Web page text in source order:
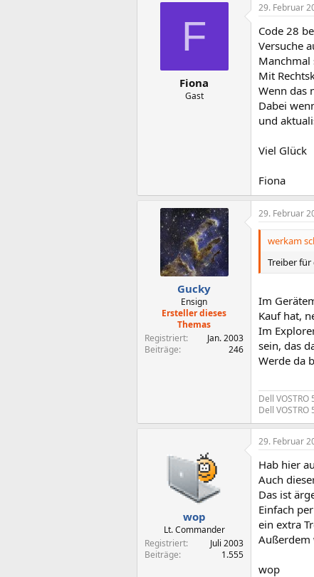
F
Fiona
Gast
29. Februar
Code 28
Versuche
Manchmal
Mit
Wenn das
Dabei
und
Viel Glück
Fiona
Gucky
Ensign
Ersteller dieses
Themas
Registriert
Jan. 2003
Beiträge
246
29. Februar
werkam
Treiber für
Im
Kauf hat,
Im
sein, das
Werde da
Dell
Dell
wop
Lt. Commander
Registriert
Juli 2003
Beiträge
1.555
29. Februar
Hab hier
Auch
Das ist
Einfach
ein extra
Außerdem
wop